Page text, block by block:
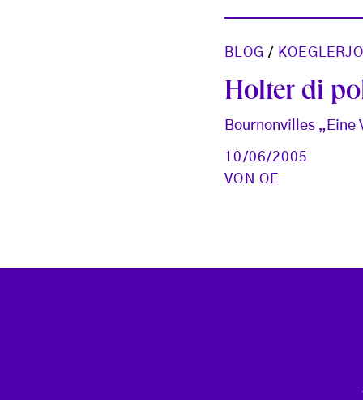
BLOG /
Holter di
Bournonvilles „Eine
10/06/2005
VON OE